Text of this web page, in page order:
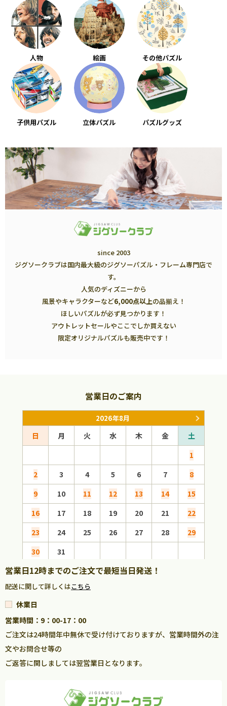
人物 絵画 その他パズル
子供用パズル 立体パズル パズルグッズ
since 2003
ジグソークラブは国内最大級のジグソーパズル・フレーム専門店で
す。
人気のディズニーから
風景やキャラクターなど6,000点以上の品揃え！
ほしいパズルが必ず見つかります！
アウトレットセールやここでしか買えない
限定オリジナルパズルも販売中です！
営業日のご案内
2026年8月
日 月 火 水 木 金
土
1
2
3 4 5 6 7
8
9
10 11 12 13 14
15
16
17 18 19 20 21
22
23
24 25 26 27 28
29
30
31
営業日12時までのご注文で最短当日発送！
配送に関して詳しくはこちら
休業日
営業時間：9：00-17：00
ご注文は24時間年中無休で受け付けておりますが、営業時間外の注
文やお問合せ等の
ご返答に関しましては翌営業日となります。